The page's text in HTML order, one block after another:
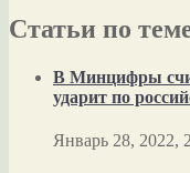
Статьи по
В Минцифры
ударит по
Январь 28, 2022,